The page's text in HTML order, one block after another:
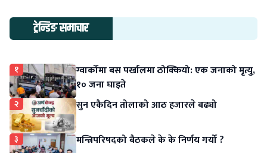
ट्रेन्डिङ समाचार
१
ग्वार्कोमा बस पर्खालमा ठोक्कियो: एक जनाको मृत्यु,
१० जना घाइते
२ सुन एकैदिन तोलाको आठ हजारले बढ्यो
३ मन्त्रिपरिषदको बैठकले के के निर्णय गर्यो ?